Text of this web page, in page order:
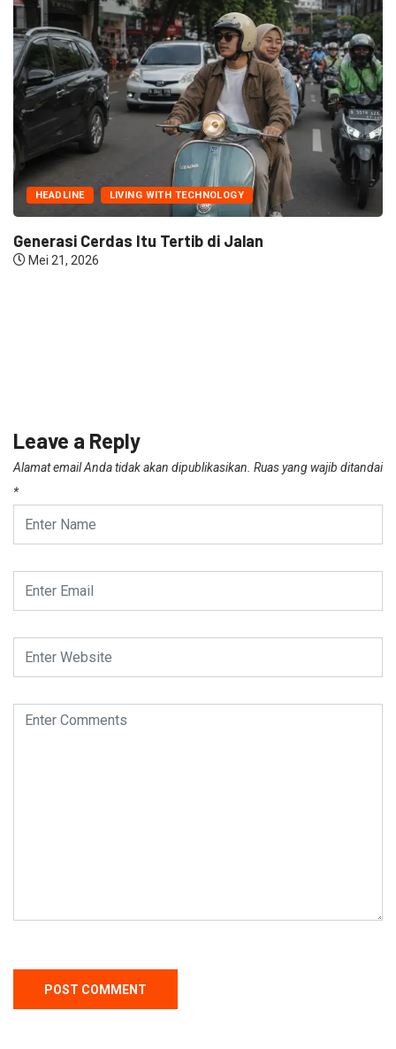
HEADLINE LIVING WITH TECHNOLOGY
Generasi Cerdas Itu Tertib di Jalan
Mei 21, 2026
Leave a Reply
Alamat email Anda tidak akan dipublikasikan. Ruas yang wajib ditandai
*